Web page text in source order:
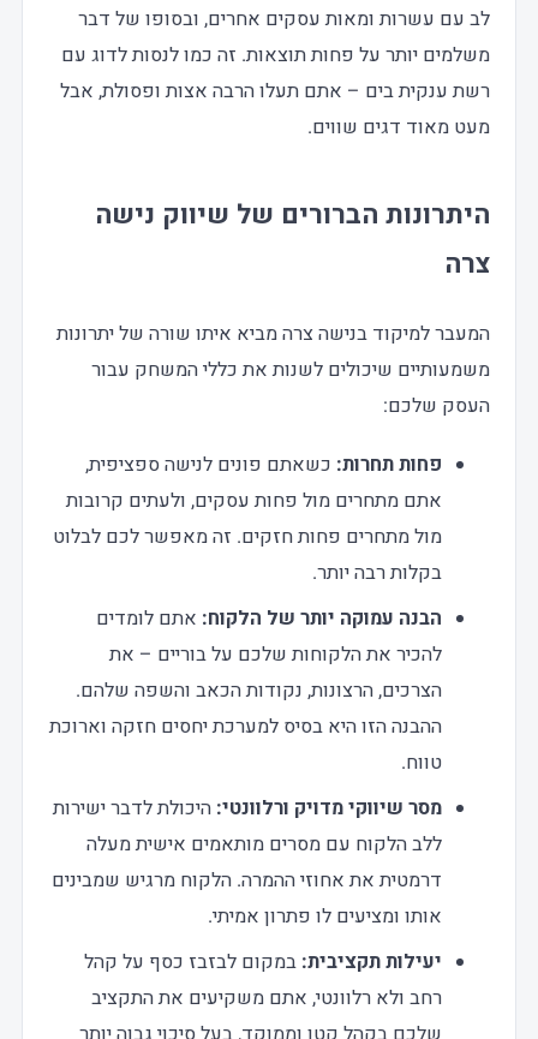
לב עם עשרות ומאות עסקים אחרים, ובסופו של דבר
משלמים יותר על פחות תוצאות. זה כמו לנסות לדוג עם
רשת ענקית בים – אתם תעלו הרבה אצות ופסולת, אבל
מעט מאוד דגים שווים.
היתרונות הברורים של שיווק נישה
צרה
המעבר למיקוד בנישה צרה מביא איתו שורה של יתרונות
משמעותיים שיכולים לשנות את כללי המשחק עבור
העסק שלכם:
פחות תחרות: כשאתם פונים לנישה ספציפית,
אתם מתחרים מול פחות עסקים, ולעתים קרובות
מול מתחרים פחות חזקים. זה מאפשר לכם לבלוט
בקלות רבה יותר.
הבנה עמוקה יותר של הלקוח: אתם לומדים
להכיר את הלקוחות שלכם על בוריים – את
הצרכים, הרצונות, נקודות הכאב והשפה שלהם.
ההבנה הזו היא בסיס למערכת יחסים חזקה וארוכת
טווח.
מסר שיווקי מדויק ורלוונטי: היכולת לדבר ישירות
ללב הלקוח עם מסרים מותאמים אישית מעלה
דרמטית את אחוזי ההמרה. הלקוח מרגיש שמבינים
אותו ומציעים לו פתרון אמיתי.
יעילות תקציבית: במקום לבזבז כסף על קהל
רחב ולא רלוונטי, אתם משקיעים את התקציב